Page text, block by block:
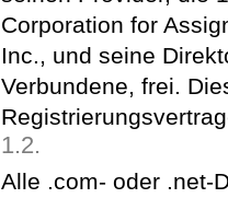
Corporation for
Inc., und seine
Verbundene, frei.
1.2.
Alle .com- oder .net-